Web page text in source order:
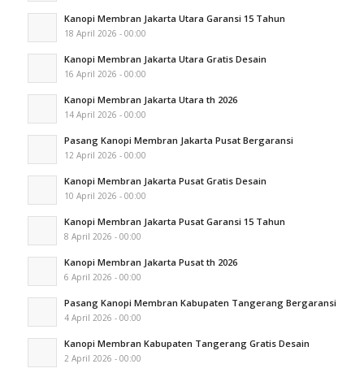
Kanopi Membran Jakarta Utara Garansi 15 Tahun
18 April 2026 - 00:00
Kanopi Membran Jakarta Utara Gratis Desain
16 April 2026 - 00:00
Kanopi Membran Jakarta Utara th 2026
14 April 2026 - 00:00
Pasang Kanopi Membran Jakarta Pusat Bergaransi
12 April 2026 - 00:00
Kanopi Membran Jakarta Pusat Gratis Desain
10 April 2026 - 00:00
Kanopi Membran Jakarta Pusat Garansi 15 Tahun
8 April 2026 - 00:00
Kanopi Membran Jakarta Pusat th 2026
6 April 2026 - 00:00
Pasang Kanopi Membran Kabupaten Tangerang Bergaransi
4 April 2026 - 00:00
Kanopi Membran Kabupaten Tangerang Gratis Desain
2 April 2026 - 00:00